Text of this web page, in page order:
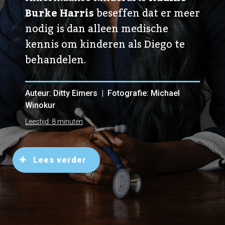
Burke Harrisbeseffen dat er meer
nodig is dan alleen medische
kennis om kinderen als Diego te
behandelen.
Auteur: Ditty Eimers | Fotografie: Michael
Winokur
Leestijd: 8 minuten
 Lees verder